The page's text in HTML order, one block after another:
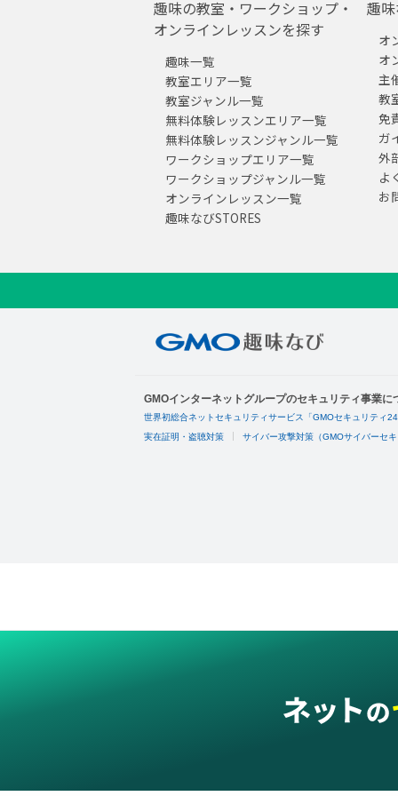
趣味の教室・ワークショップ・
オンラインレッスンを探す
趣味一覧
教室エリア一覧
教室ジャンル一覧
無料体験レッスンエリア一覧
無料体験レッスンジャンル一覧
ワークショップエリア一覧
ワークショップジャンル一覧
オンラインレッスン一覧
趣味なびSTORES
趣
オ
オ
主
教
免
ガ
外
よ
お